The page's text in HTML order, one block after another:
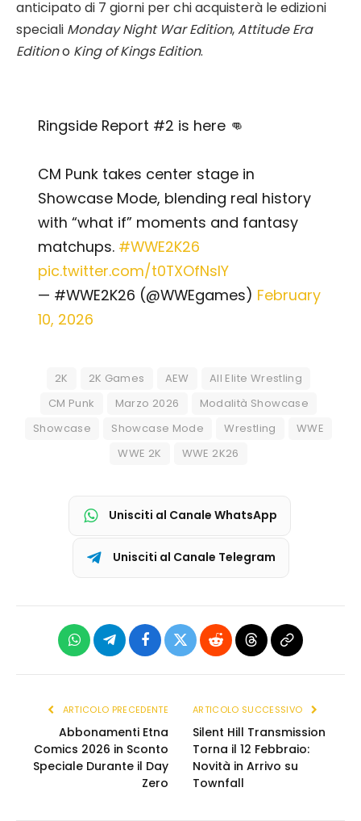
anticipato di 7 giorni per chi acquisterà le edizioni
speciali Monday Night War Edition,Attitude Era
Editiono King of Kings Edition.
Ringside Report #2 is here 👊
CM Punk takes center stage in
Showcase Mode, blending real history
with “what if” moments and fantasy
matchups. #WWE2K26
pic.twitter.com/t0TXOfNsIY
— #WWE2K26 (@WWEgames) February
10, 2026
2K 2K Games AEW
All Elite Wrestling
CM Punk
Marzo 2026
Modalità Showcase
Showcase
Showcase Mode Wrestling
WWE
WWE 2K
WWE 2K26
Unisciti al Canale WhatsApp
Unisciti al Canale Telegram
WhatsAppTelegramFacebook
X
RedditThreadsCopia
ARTICOLO PRECEDENTE
Abbonamenti Etna
Comics 2026 in Sconto
Speciale Durante il Day
Zero
ARTICOLO SUCCESSIVO
Silent Hill Transmission
Torna il 12 Febbraio:
Novità in Arrivo su
Townfall